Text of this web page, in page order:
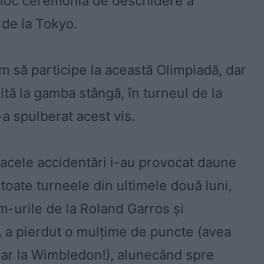
la Tokyo.
să participe la această Olimpiadă, dar
la gamba stângă, în turneul de la
spulberat acest vis.
accidentări i-au provocat daune
turneele din ultimele două luni,
urile de la Roland Garros și
pierdut o mulțime de puncte (avea
la Wimbledon!), alunecând spre